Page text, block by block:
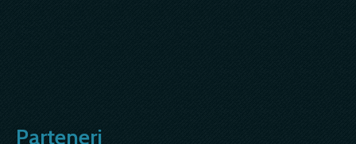
Parteneri